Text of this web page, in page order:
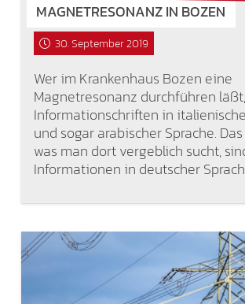
MAGNETRESONANZ IN BOZEN
30. September 2019
Wer im Krankenhaus Bozen eine
Magnetresonanz durchführen
Informationschriften in
und sogar arabischer Sprache.
was man dort vergeblich sucht,
Informationen in deutscher